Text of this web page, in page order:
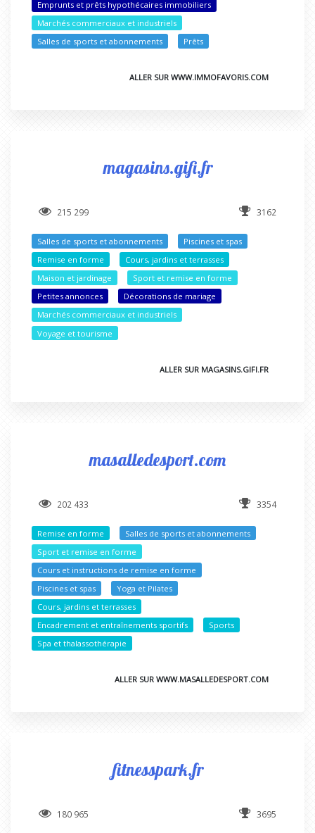
Emprunts et prêts hypothécaires immobiliers
Marchés commerciaux et industriels
Salles de sports et abonnements
Prêts
ALLER SUR WWW.IMMOFAVORIS.COM
magasins.gifi.fr
215 299 3162
Salles de sports et abonnements
Piscines et spas
Remise en forme
Cours, jardins et terrasses
Maison et jardinage
Sport et remise en forme
Petites annonces
Décorations de mariage
Marchés commerciaux et industriels
Voyage et tourisme
ALLER SUR MAGASINS.GIFI.FR
masalledesport.com
202 433 3354
Remise en forme
Salles de sports et abonnements
Sport et remise en forme
Cours et instructions de remise en forme
Piscines et spas
Yoga et Pilates
Cours, jardins et terrasses
Encadrement et entraînements sportifs
Sports
Spa et thalassothérapie
ALLER SUR WWW.MASALLEDESPORT.COM
fitnesspark.fr
180 965 3695